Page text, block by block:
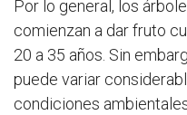
Por lo general, los
comienzan a dar fruto
20 a 35 años. Sin
puede variar
condiciones